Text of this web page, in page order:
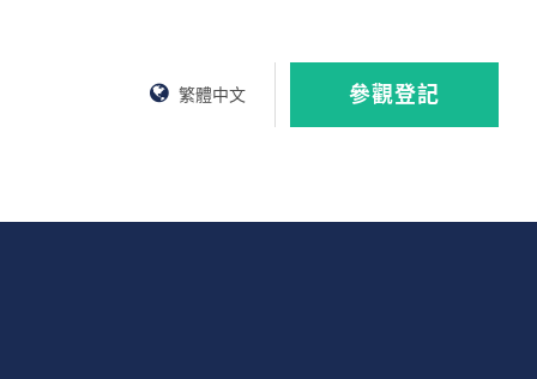
繁體中文 參觀登記